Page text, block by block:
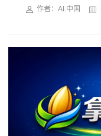
作者：AI.中国